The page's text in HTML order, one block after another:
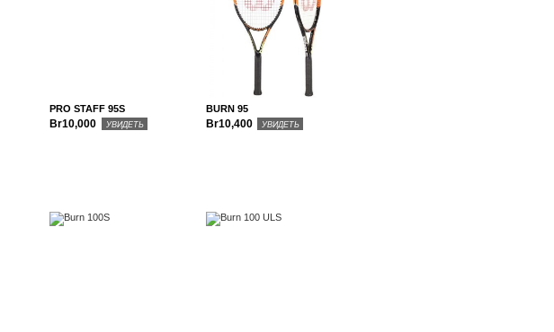
PRO STAFF 95S
Br10,000 УВИДЕТЬ
BURN 95
Br10,400 УВИДЕТЬ